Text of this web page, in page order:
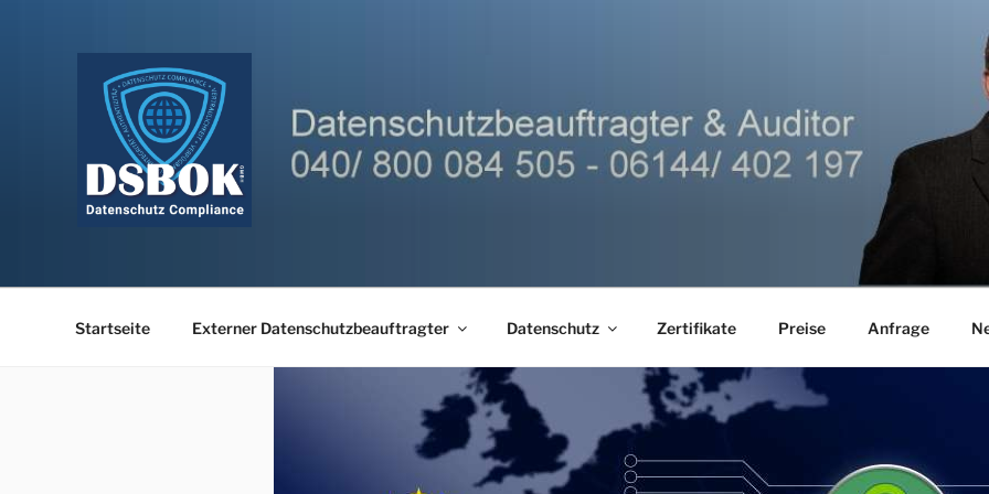
Startseite Externer Datenschutzbeauftragter Datenschutz Zertifikate Preise Anfrage